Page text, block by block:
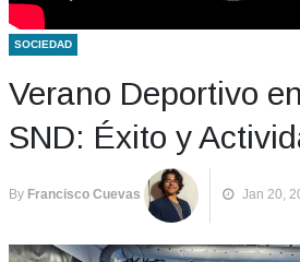
SOCIEDAD
Verano Deportivo
SND: Éxito y
By Francisco Cuevas Jan 20,